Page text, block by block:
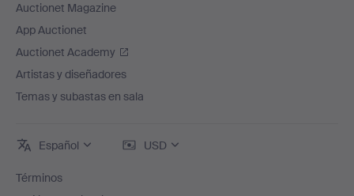
Auctionet Magazine
App Auctionet
Auctionet Academy
Artistas y diseñadores
Temas y subastas en sala
Español USD
Términos